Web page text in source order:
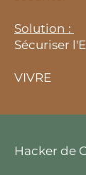
Solution :
Sécuriser
VIVRE
Hacker de